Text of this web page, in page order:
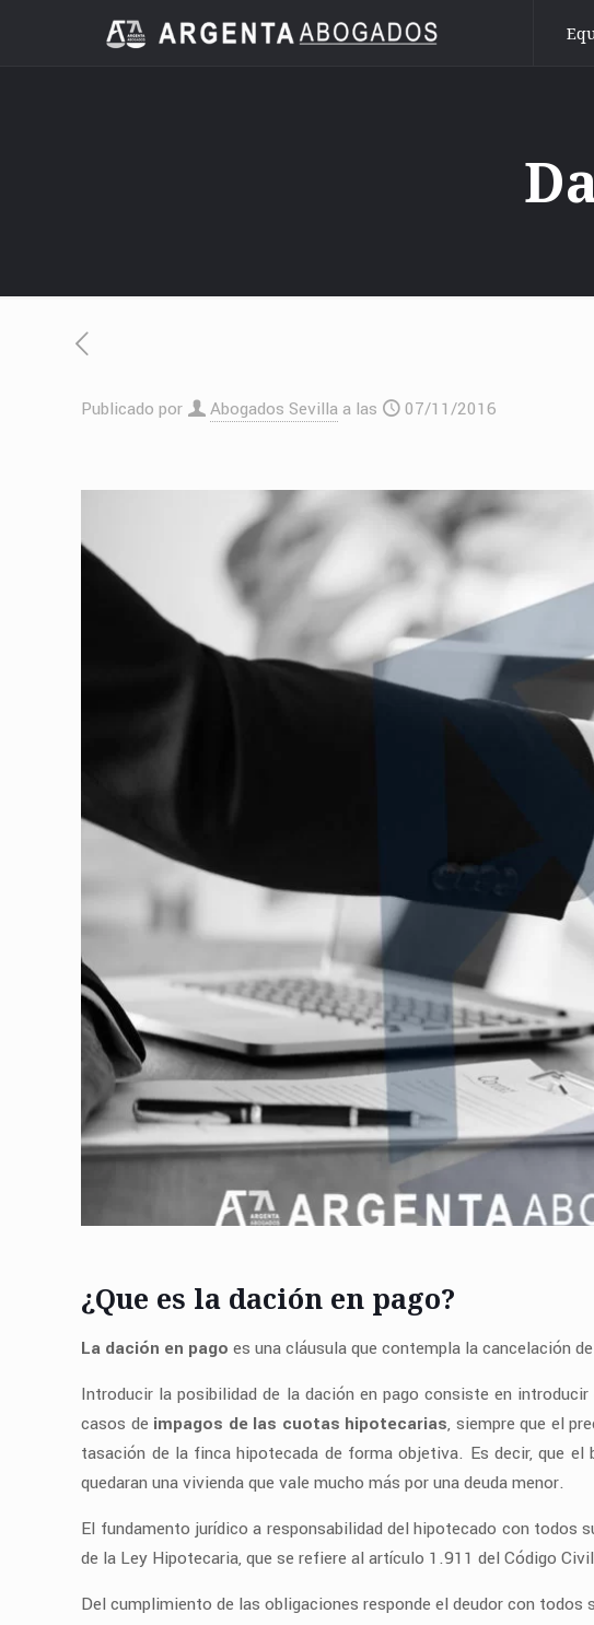
Publicado por Abogados Sevilla a las 07/11/2016
¿Que es la dación en pago?
La dación en pago es una cláusula que contempla la cancelación
Introducir la posibilidad de la dación en pago consiste en
casos de impagos de las cuotas hipotecarias, siempre que el
tasación de la finca hipotecada de forma objetiva. Es decir, que
quedaran una vivienda que vale mucho más por una deuda menor.
El fundamento jurídico a responsabilidad del hipotecado con
de la Ley Hipotecaria, que se refiere al artículo 1.911 del Código
Del cumplimiento de las obligaciones responde el deudor con todos